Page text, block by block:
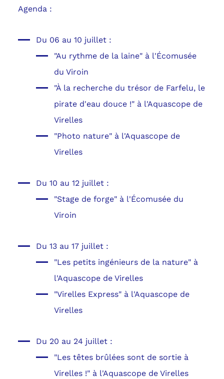
Agenda :
Du 06 au 10 juillet :
"Au rythme de la laine" à l'Écomusée
du Viroin
"À la recherche du trésor de Farfelu, le
pirate d'eau douce !" à l'Aquascope de
Virelles
"Photo nature" à l'Aquascope de
Virelles
Du 10 au 12 juillet :
"Stage de forge" à l'Écomusée du
Viroin
Du 13 au 17 juillet :
"Les petits ingénieurs de la nature" à
l'Aquascope de Virelles
"Virelles Express" à l'Aquascope de
Virelles
Du 20 au 24 juillet :
"Les têtes brûlées sont de sortie à
Virelles !" à l'Aquascope de Virelles